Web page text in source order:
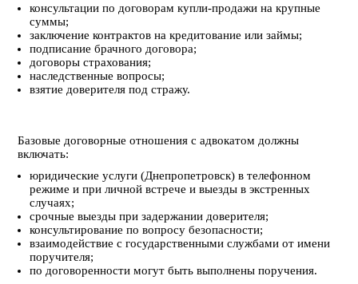
консультации по договорам купли-продажи на крупные
суммы;
заключение контрактов на кредитование или займы;
подписание брачного договора;
договоры страхования;
наследственные вопросы;
взятие доверителя под стражу.
Базовые договорные отношения с адвокатом должны
включать:
юридические услуги (Днепропетровск) в телефонном
режиме и при личной встрече и выезды в экстренных
случаях;
срочные выезды при задержании доверителя;
консультирование по вопросу безопасности;
взаимодействие с государственными службами от имени
поручителя;
по договоренности могут быть выполнены поручения.